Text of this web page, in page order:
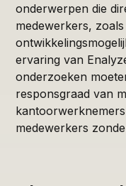
onderwerpen die
medewerkers,
ervaring van
onderzoeken
responsgraad van
medewerkers